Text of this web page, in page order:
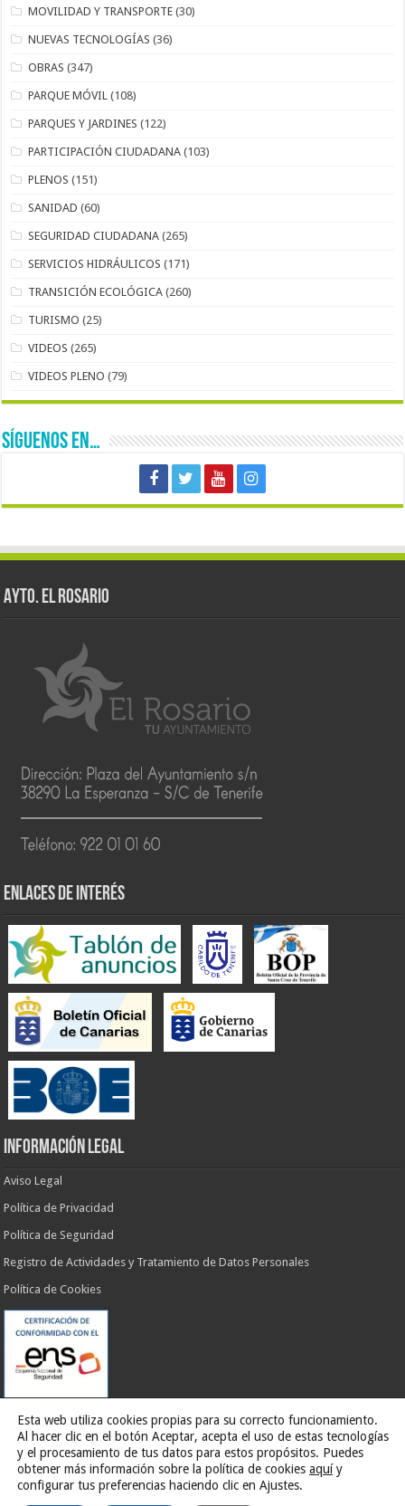
MOVILIDAD Y TRANSPORTE (30)
NUEVAS TECNOLOGÍAS (36)
OBRAS (347)
PARQUE MÓVIL (108)
PARQUES Y JARDINES (122)
PARTICIPACIÓN CIUDADANA (103)
PLENOS (151)
SANIDAD (60)
SEGURIDAD CIUDADANA (265)
SERVICIOS HIDRÁULICOS (171)
TRANSICIÓN ECOLÓGICA (260)
TURISMO (25)
VIDEOS (265)
VIDEOS PLENO (79)
SÍGUENOS EN…
AYTO. EL ROSARIO
ENLACES DE INTERÉS
INFORMACIÓN LEGAL
Aviso Legal
Política de Privacidad
Política de Seguridad
Registro de Actividades y Tratamiento de Datos Personales
Política de Cookies
Web desarrollada porG13 Estudio Creativo
Esta web utiliza cookies propias para su correcto funcionamiento.
Al hacer clic en el botón Aceptar, acepta el uso de estas tecnologías
y el procesamiento de tus datos para estos propósitos. Puedes
obtener más información sobre la política de cookies aquíy
configurar tus preferencias haciendo clic en Ajustes.